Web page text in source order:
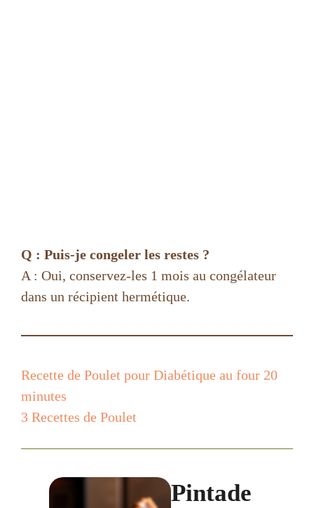
Q : Puis-je congeler les restes ?
A : Oui, conservez-les 1 mois au congélateur
dans un récipient hermétique.
Recette de Poulet pour Diabétique au four 20
minutes
3 Recettes de Poulet
Pintade